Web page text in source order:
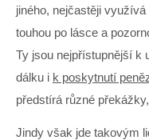
jiného, nejčastěji
touhou po lásce a
Ty jsou nejpřístupnější k
dálku i k poskytnutí
předstírá různé
Jindy však jde takovým